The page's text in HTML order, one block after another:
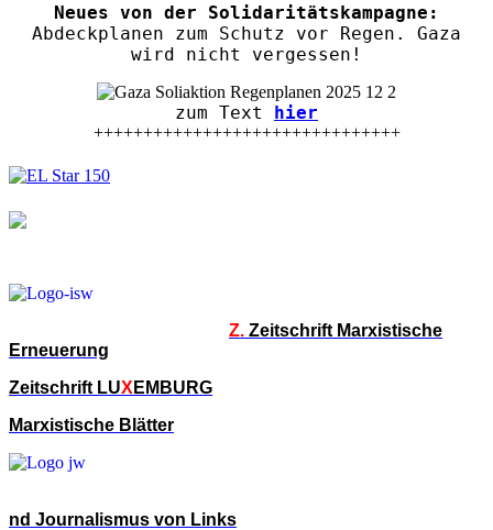
Neues von der Solidaritätskampagne:
Abdeckplanen zum Schutz vor Regen. Gaza
wird nicht vergessen!
zum Text hier
+++++++++++++++++++++++++++++++
Z. Zeitschrift Marxistische
Erneuerung
Zeitschrift LUX EMBURG
Marxistische Blätter
nd Journalismus von Links